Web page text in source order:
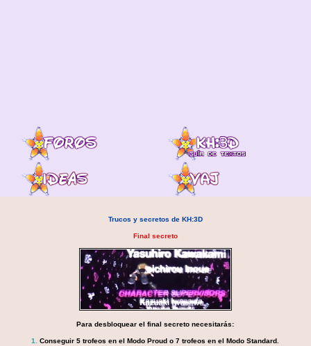
Trucos y secretos de KH:3D
Final secreto
Para desbloquear el final secreto necesitarás:
1.Conseguir 5 trofeos en el Modo Proud o 7 trofeos en el Modo Standard.